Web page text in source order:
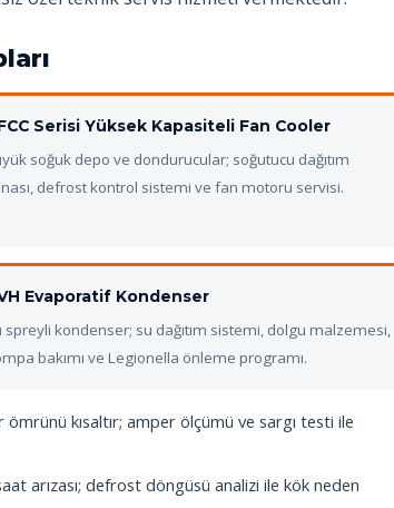
Serisi Yüksek Kapasiteli Fan Cooler
soğuk depo ve dondurucular; soğutucu dağıtım
defrost kontrol sistemi ve fan motoru servisi.
Evaporatif Kondenser
spreyli kondenser; su dağıtım sistemi, dolgu malzemesi,
bakımı ve Legionella önleme programı.
kısaltır; amper ölçümü ve sargı testi ile
arızası; defrost döngüsü analizi ile kök neden